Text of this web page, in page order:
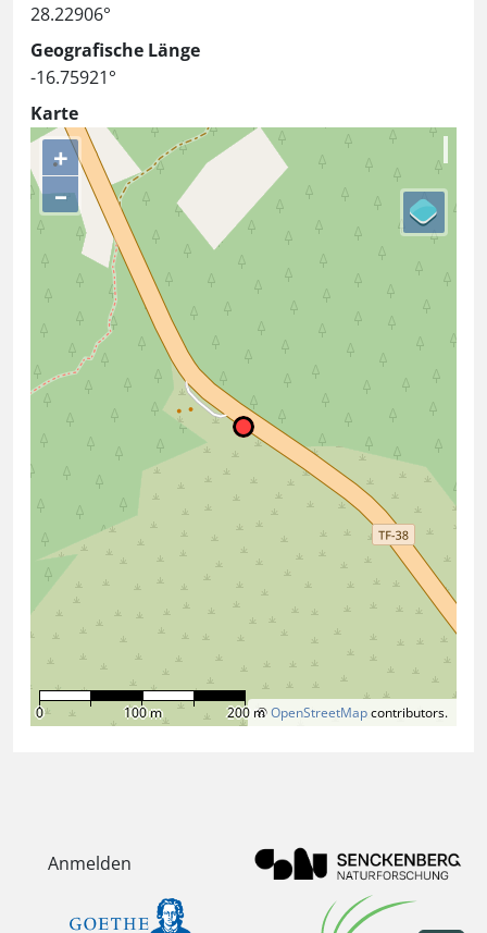
28.22906°
Geografische Länge
-16.75921°
Karte
+
–
©OpenStreetMapcontributors.
0 100 m 200 m
Anmelden